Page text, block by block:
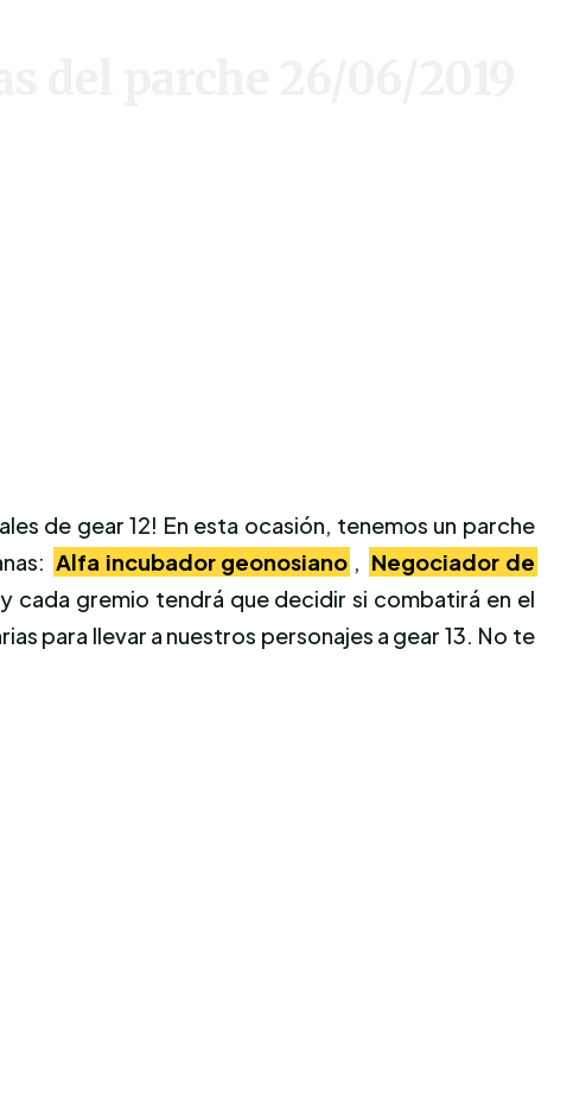
de gear 12! En esta ocasión, tenemos un parche
Alfa incubador geonosiano , Negociador de
cada gremio tendrá que decidir si combatirá en el
para llevar a nuestros personajes a gear 13. No te